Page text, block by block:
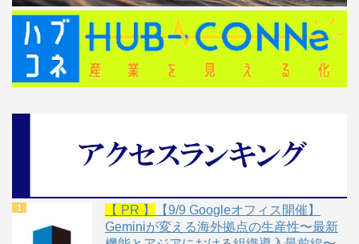
【 PR 】
【9/9 Googleオフィス開催】
Geminiが変える海外拠点の生産性〜最新